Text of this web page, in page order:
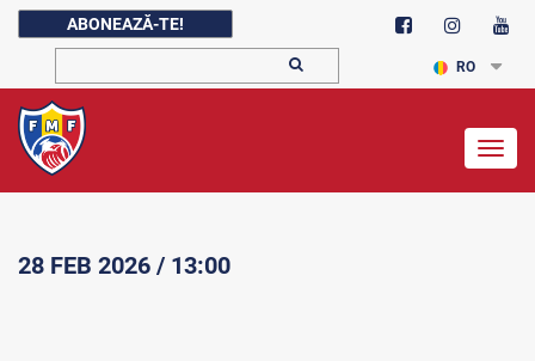
ABONEAZĂ-TE!
RO
28 FEB 2026 / 13:00